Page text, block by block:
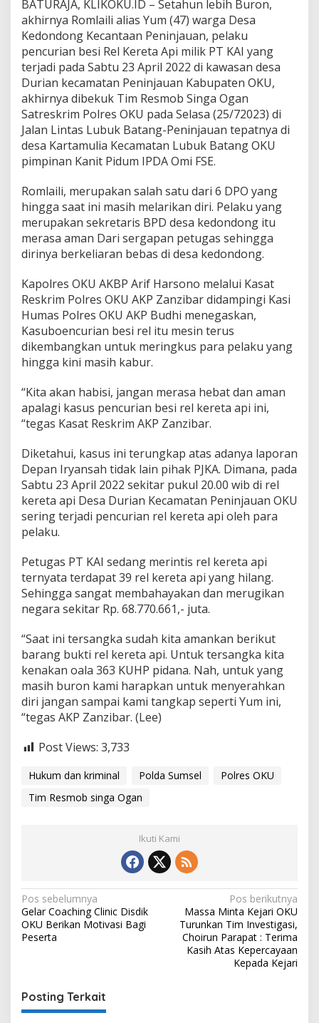
BATURAJA, KLIKOKU.ID – Setahun lebih Buron,
akhirnya Romlaili alias Yum (47) warga Desa
Kedondong Kecantaan Peninjauan, pelaku
pencurian besi Rel Kereta Api milik PT KAI yang
terjadi pada Sabtu 23 April 2022 di kawasan desa
Durian kecamatan Peninjauan Kabupaten OKU,
akhirnya dibekuk Tim Resmob Singa Ogan
Satreskrim Polres OKU pada Selasa (25/72023) di
Jalan Lintas Lubuk Batang-Peninjauan tepatnya di
desa Kartamulia Kecamatan Lubuk Batang OKU
pimpinan Kanit Pidum IPDA Omi FSE.
Romlaili, merupakan salah satu dari 6 DPO yang
hingga saat ini masih melarikan diri. Pelaku yang
merupakan sekretaris BPD desa kedondong itu
merasa aman Dari sergapan petugas sehingga
dirinya berkeliaran bebas di desa kedondong.
Kapolres OKU AKBP Arif Harsono melalui Kasat
Reskrim Polres OKU AKP Zanzibar didampingi Kasi
Humas Polres OKU AKP Budhi menegaskan,
Kasuboencurian besi rel itu mesin terus
dikembangkan untuk meringkus para pelaku yang
hingga kini masih kabur.
“Kita akan habisi, jangan merasa hebat dan aman
apalagi kasus pencurian besi rel kereta api ini,
“tegas Kasat Reskrim AKP Zanzibar.
Diketahui, kasus ini terungkap atas adanya laporan
Depan Iryansah tidak lain pihak PJKA. Dimana, pada
Sabtu 23 April 2022 sekitar pukul 20.00 wib di rel
kereta api Desa Durian Kecamatan Peninjauan OKU
sering terjadi pencurian rel kereta api oleh para
pelaku.
Petugas PT KAI sedang merintis rel kereta api
ternyata terdapat 39 rel kereta api yang hilang.
Sehingga sangat membahayakan dan merugikan
negara sekitar Rp. 68.770.661,- juta.
“Saat ini tersangka sudah kita amankan berikut
barang bukti rel kereta api. Untuk tersangka kita
kenakan oala 363 KUHP pidana. Nah, untuk yang
masih buron kami harapkan untuk menyerahkan
diri jangan sampai kami tangkap seperti Yum ini,
“tegas AKP Zanzibar. (Lee)
Post Views: 3,733
Hukum dan kriminal Polda Sumsel
Polres OKU
Tim Resmob singa Ogan
Ikuti Kami
Navigasi
pos
Pos sebelumnya
Gelar Coaching Clinic Disdik
OKU Berikan Motivasi Bagi
Peserta
Pos berikutnya
Massa Minta Kejari OKU
Turunkan Tim Investigasi,
Choirun Parapat : Terima
Kasih Atas Kepercayaan
Kepada Kejari
Posting Terkait